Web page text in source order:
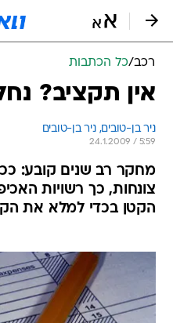
רכב/כל הכתבות
אין תקציב?
ניר בן-טובים, ניר בן-טובים
24.1.2009 / 5:59
מחקר רב שנים קובע:
צונחות, כך רשויות
הקטן בכדי למלא את